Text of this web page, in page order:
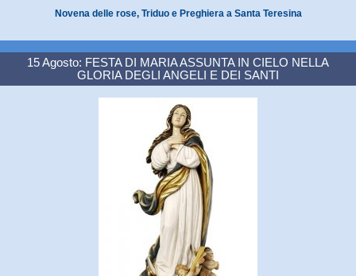
Novena delle rose, Triduo e Preghiera a Santa Teresina
15 Agosto: FESTA DI MARIA ASSUNTA IN CIELO NELLA
GLORIA DEGLI ANGELI E DEI SANTI